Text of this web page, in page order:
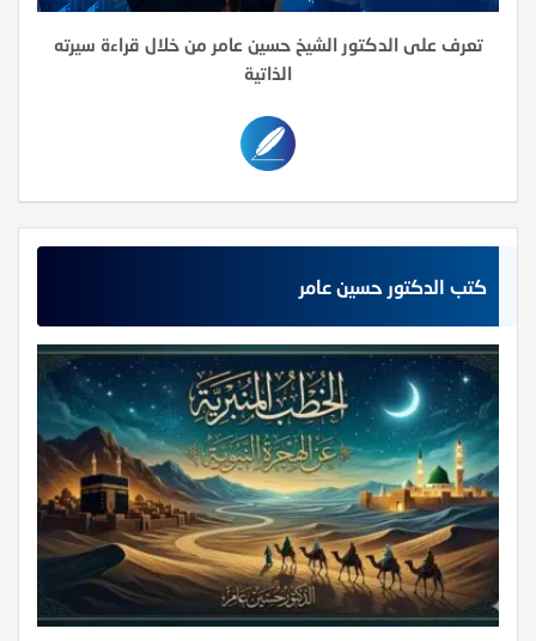
تعرف على الدكتور الشيخ حسين عامر من خلال قراءة سيرته
الذاتية
كتب الدكتور حسين عامر